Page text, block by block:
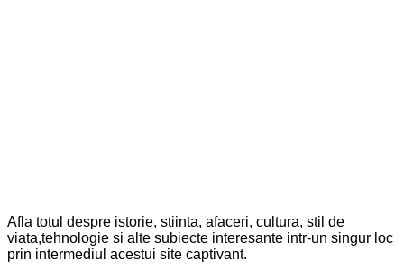
Afla totul despre istorie, stiinta, afaceri, cultura, stil de
viata,tehnologie si alte subiecte interesante intr-un singur loc
prin intermediul acestui site captivant.